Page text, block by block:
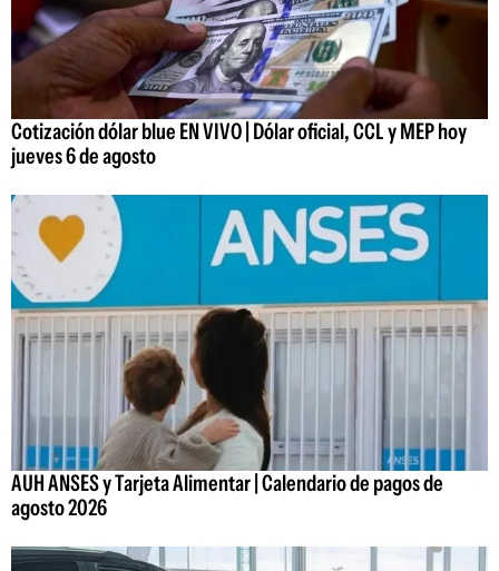
Cotización dólar blue EN VIVO | Dólar oficial, CCL y MEP hoy
jueves 6 de agosto
AUH ANSES y Tarjeta Alimentar | Calendario de pagos de
agosto 2026